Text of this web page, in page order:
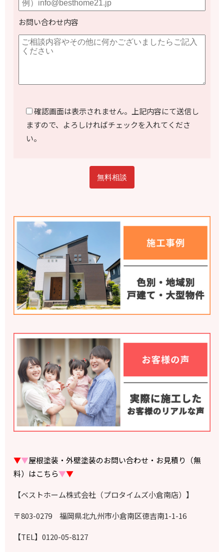
お問い合わせ内容
確認画面は表示されません。上記内容にて送信し
ますので、よろしければチェックを入れてくださ
い。
▼▼屋根塗装・外壁塗装のお問い合わせ・お見積り（無
料）はこちら▼▼
【ベストホーム株式会社（プロタイムズ小倉南店）】
〒803-0279 福岡県北九州市小倉南区徳吉南1-1-16
【TEL】0120-05-8127